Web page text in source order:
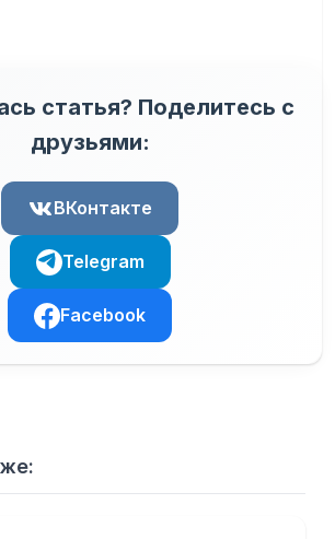
статья? Поделитесь с
друзьями:
ВКонтакте
Telegram
Facebook